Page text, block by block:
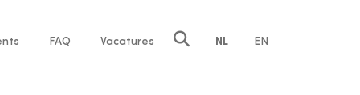
FAQ Vacatures NL EN